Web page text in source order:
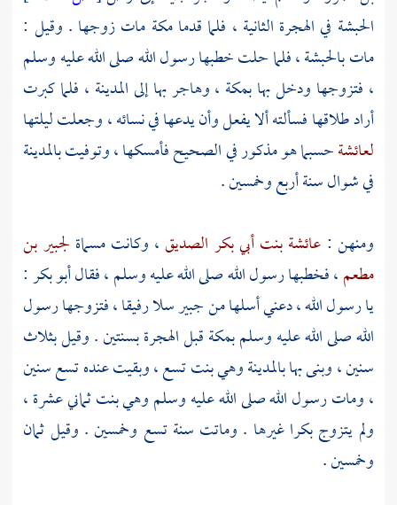
الحبشة في الهجرة الثانية ، فلما قدمامكة مات زوجها . وقيل :
ماتبالحبشة، فلما حلت خطبها رسول الله صلى الله عليه وسلم
، فتزوجها ودخل بهابمكة ، وهاجر بها إلىالمدينة ، فلما كبرت
أراد طلاقها فسألته ألا يفعل وأن يدعها في نسائه ، وجعلت ليلتها
لعائشةحسبما هو مذكور في الصحيح فأمسكها ، وتوفيتبالمدينة
في شوال سنة أربع وخمسين .
ومنهن : عائشة بنت أبي بكر الصديق، وكانت مسماة لجبير بن
مطعم، فخطبها رسول الله صلى الله عليه وسلم ، فقالأبو بكر:
يا رسول الله ، دعني أسلها منجبيرسلا رفيقا ، فتزوجها رسول
الله صلى الله عليه وسلمبمكةقبل الهجرة بسنتين . وقيل بثلاث
سنين ، وبنى بهابالمدينةوهي بنت تسع ، وبقيت عنده تسع سنين
، ومات رسول الله صلى الله عليه وسلم وهي بنت ثماني عشرة ،
ولم يتزوج بكرا غيرها . وماتت سنة تسع وخمسين . وقيل ثمان
وخمسين .